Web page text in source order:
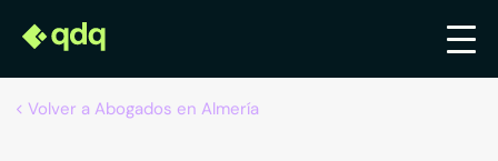
Volver a Abogados en Almería